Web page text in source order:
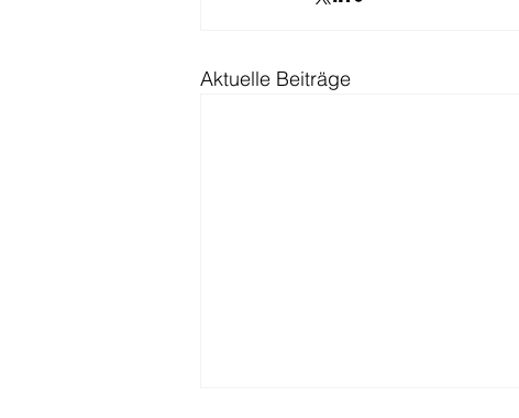
Aktuelle Beiträge